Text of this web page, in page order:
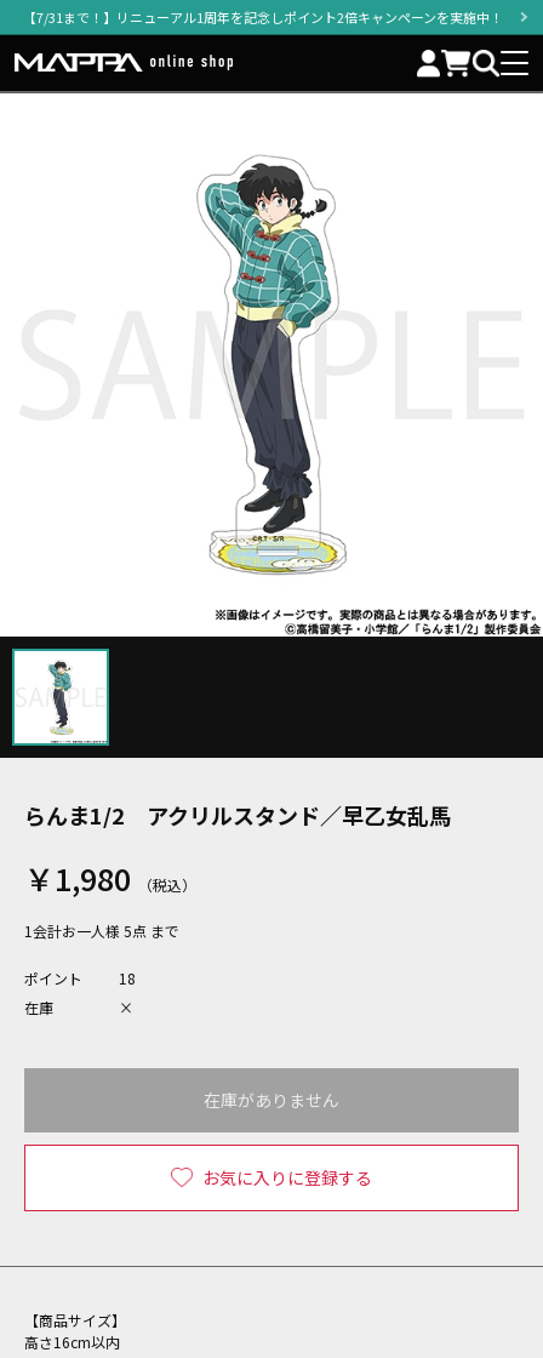
【7/31まで！】リニューアル1周年を記念しポイント2倍キャンペーンを実施中！
らんま1/2 アクリルスタンド／早乙女乱馬
￥1,980
1会計お一人様 5点 まで
ポイント
18
在庫
×
お気に入りに登録する
在庫がありません
【商品サイズ】
高さ16cm以内